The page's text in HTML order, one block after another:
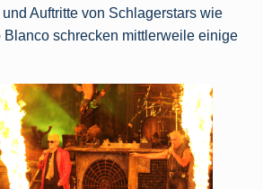
Auftritte von Schlagerstars wie
Blanco schrecken mittlerweile einige